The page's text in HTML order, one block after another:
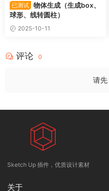
已测试 物体生成（生成box、
球形、线转圆柱）
2025-10-11
评论 0
请先
Sketch Up 插件，优质设计素材
关于